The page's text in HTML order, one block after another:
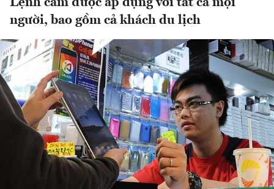
Lệnh cấm được áp dụng với tất cả mọi
người, bao gồm cả khách du lịch